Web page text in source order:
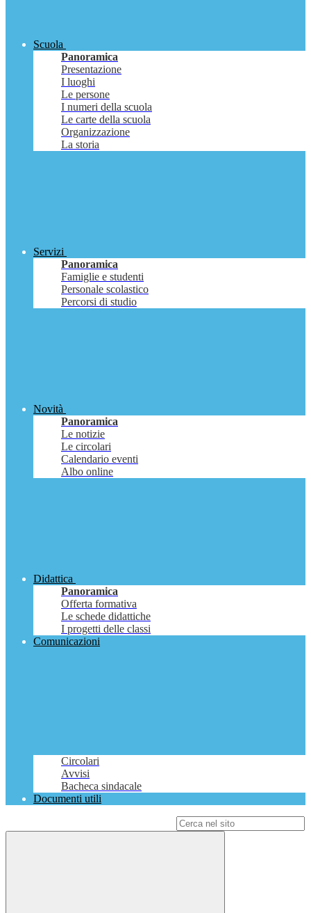
Scuola
Panoramica
Presentazione
I luoghi
Le persone
I numeri della scuola
Le carte della scuola
Organizzazione
La storia
Servizi
Panoramica
Famiglie e studenti
Personale scolastico
Percorsi di studio
Novità
Panoramica
Le notizie
Le circolari
Calendario eventi
Albo online
Didattica
Panoramica
Offerta formativa
Le schede didattiche
I progetti delle classi
Comunicazioni
Circolari
Avvisi
Bacheca sindacale
Documenti utili